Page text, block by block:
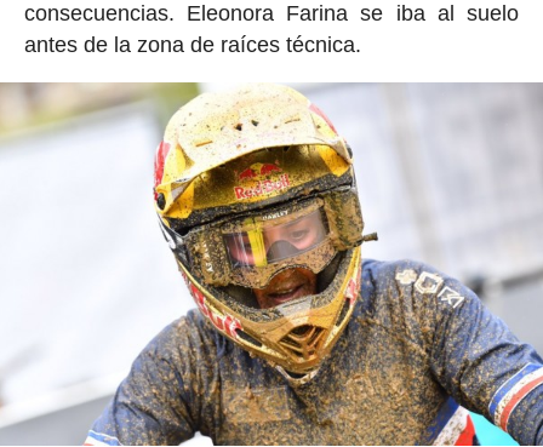
consecuencias. Eleonora Farina se iba al suelo
antes de la zona de raíces técnica.